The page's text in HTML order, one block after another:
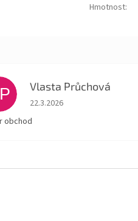
Hmotnost:
Vlasta Průchová
Hodnocení obchodu je 5 z 5
22.3.2026
obchod